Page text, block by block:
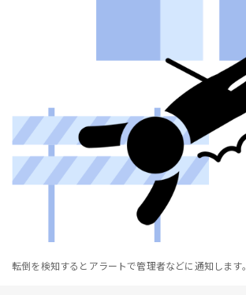
転倒を検知するとアラートで管理者などに通知します。